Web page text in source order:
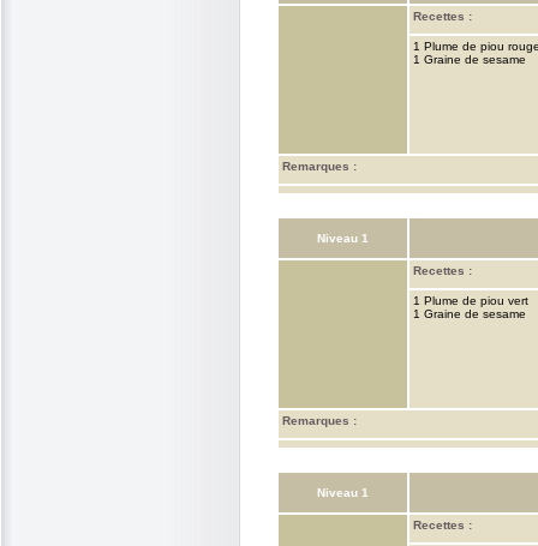
Recettes :
1 Plume de piou
1 Graine de sesame
Remarques :
Niveau 1
Recettes :
1 Plume de piou vert
1 Graine de sesame
Remarques :
Niveau 1
Recettes :